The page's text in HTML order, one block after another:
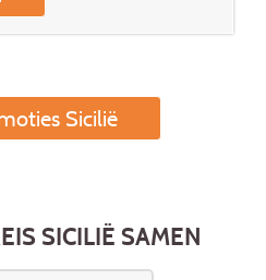
Sicilië
SICILIË SAMEN